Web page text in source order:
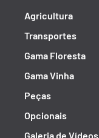
Agricultura
Transportes
Gama Floresta
Gama Vinha
Peças
Opcionais
Galeria de Vídeos